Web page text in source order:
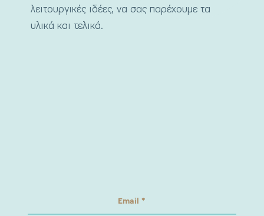
λειτουργικές ιδέες, να σας παρέχουμε τα
υλικά και τελικά.